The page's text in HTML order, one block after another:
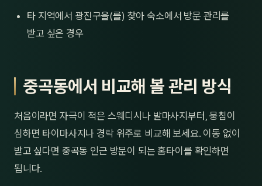
타 지역에서 광진구을(를) 찾아 숙소에서 방문 관리를
받고 싶은 경우
중곡동에서 비교해 볼 관리 방식
처음이라면 자극이 적은 스웨디시나 발마사지부터, 뭉침이
심하면 타이마사지나 경락 위주로 비교해 보세요. 이동 없이
받고 싶다면 중곡동 인근 방문이 되는 홈타이를 확인하면
됩니다.